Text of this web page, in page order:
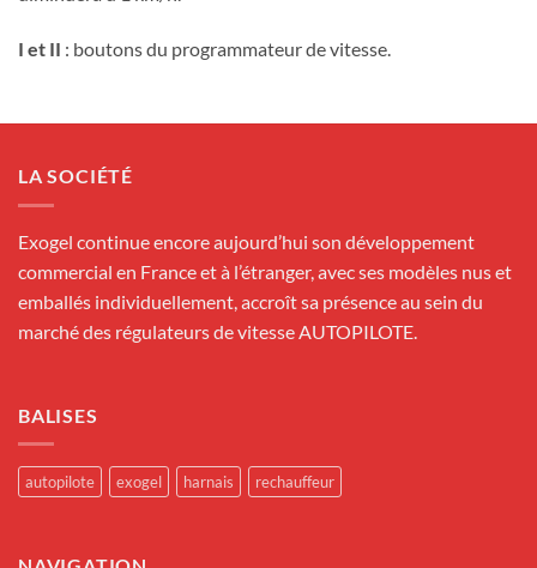
I et II : boutons du programmateur de vitesse.
LA SOCIÉTÉ
Exogel continue encore aujourd’hui son développement
commercial en France et à l’étranger, avec ses modèles nus et
emballés individuellement, accroît sa présence au sein du
marché des régulateurs de vitesse AUTOPILOTE.
BALISES
autopilote exogel harnais rechauffeur